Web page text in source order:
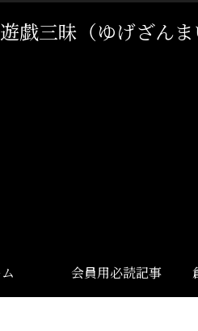
遊戯三昧（ゆげざん
会員用必読記事